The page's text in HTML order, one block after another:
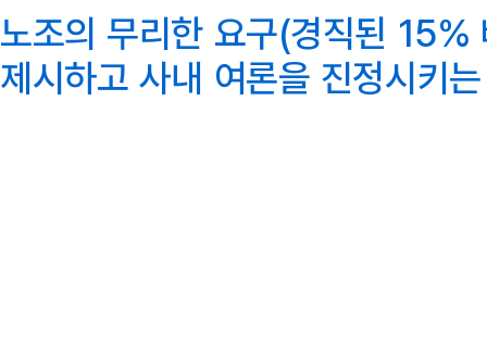
노조의 무리한 요구(경직된
제시하고 사내 여론을 진정시키